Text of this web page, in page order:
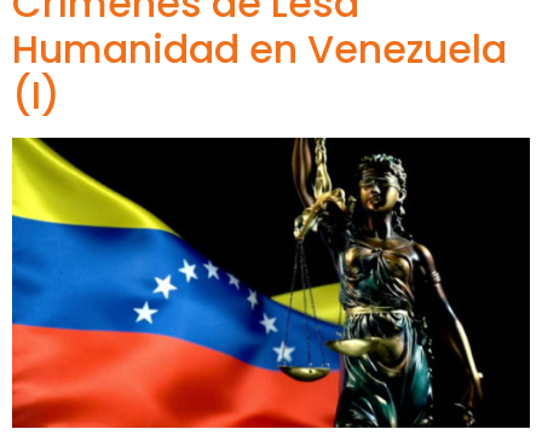
Humanidad en Venezuela
(I)